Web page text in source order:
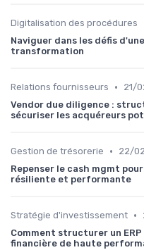
Digitalisation des procédures
Naviguer dans les défis
transformation
Relations fournisseurs •
21/
Vendor due diligence :
sécuriser les acquéreurs
Gestion de trésorerie •
22/
Repenser le cash mgmt
résiliente et performante
Stratégie d'investissement •
Comment structurer un
financière de haute